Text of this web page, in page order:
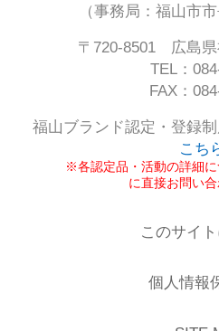
（事務局：福山市
〒720-8501 広島県
TEL：
FAX：
福山ブランド認定・登録
こち
※各認定品・活動の詳細
に直接お問い合
このサイ
個人情報